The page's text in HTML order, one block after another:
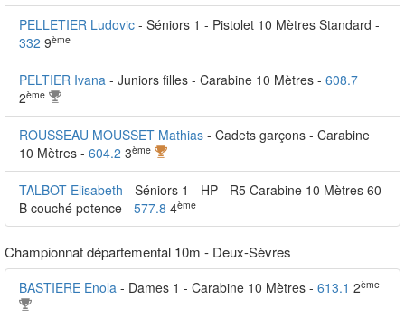
PELLETIER Ludovic - Séniors 1 - Pistolet 10 Mètres Standard -
332 9ème
PELTIER Ivana - Juniors filles - Carabine 10 Mètres - 608.7
2ème
ROUSSEAU MOUSSET Mathias - Cadets garçons - Carabine
10 Mètres - 604.2 3ème
TALBOT Elisabeth - Séniors 1 - HP - R5 Carabine 10 Mètres 60
B couché potence - 577.8 4ème
Championnat départemental 10m - Deux-Sèvres
BASTIERE Enola - Dames 1 - Carabine 10 Mètres - 613.1 2ème